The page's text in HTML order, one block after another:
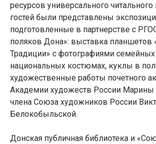
ресурсов универсального
гостей были представлены
подготовленные в партнерстве с
поляков Дона»: выставка планшетов
Традиции» с фотографиями семейных
национальных костюмах, куклы в
художественные работы почетного
Академии художеств России
члена Союза художников России
Белокобыльской.
Донская публичная библиотека и